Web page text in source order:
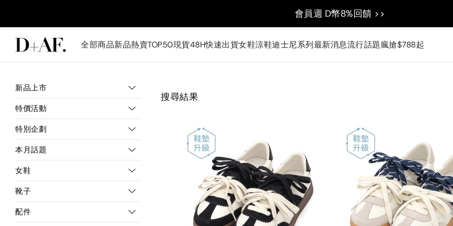
會員週 D幣8%回饋 >>
全部商品新品熱賣TOP50現貨48H快速出貨女鞋涼鞋迪士尼系列最新消息流行話題瘋搶$788起
新品上市
特價活動
特別企劃
本月話題
女鞋
靴子
配件
搜尋結果